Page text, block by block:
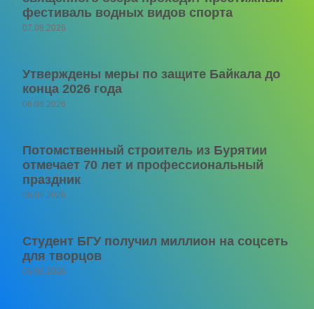
фестиваль водных видов спорта
07.08.2026
Утверждены меры по защите Байкала до
конца 2026 года
06.08.2026
Потомственный строитель из Бурятии
отмечает 70 лет и профессиональный
праздник
06.08.2026
Студент БГУ получил миллион на соцсеть
для творцов
06.08.2026